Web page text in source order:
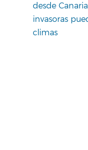
desde
invasoras
climas